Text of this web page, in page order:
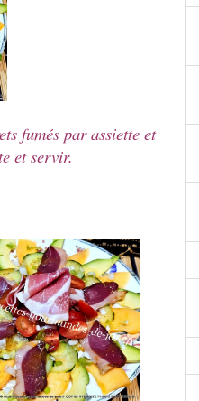
fumés par assiette et
et servir.